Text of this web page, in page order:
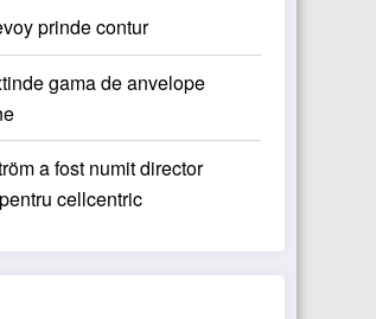
prinde contur
gama de anvelope
a fost numit director
cellcentric